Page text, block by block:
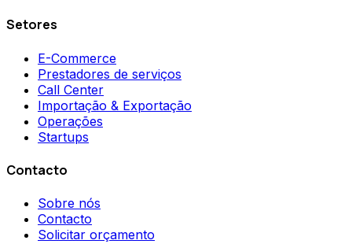
Setores
E-Commerce
Prestadores de serviços
Call Center
Importação & Exportação
Operações
Startups
Contacto
Sobre nós
Contacto
Solicitar orçamento